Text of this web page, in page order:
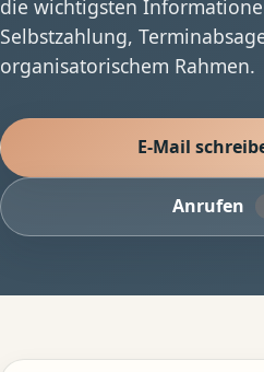
die wichtigsten
Selbstzahlung,
organisatorischem Rahmen.
E-Mail
Anrufen